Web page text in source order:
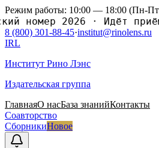
Режим работы: 10:00 — 18:00 (Пн-
номер 2026· Идёт
8 (800) 301-88-45·institut@rinolens.ru
IRL
Институт Рино Лэнс
Издательская группа
ГлавнаяО насБаза знанийКонтакты
Соавторство
СборникиНовое